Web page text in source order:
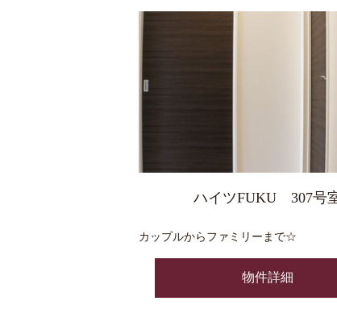
ハイツFUKU 307号
カップルからファミリーまで☆
物件詳細